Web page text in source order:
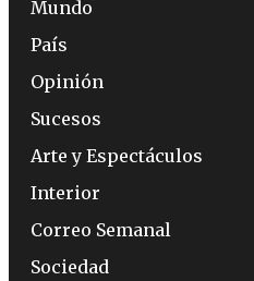
Mundo
País
Opinión
Sucesos
Arte y Espectáculos
Interior
Correo Semanal
Sociedad